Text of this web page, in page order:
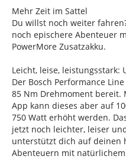
Mehr Zeit im Sattel
Du willst noch weiter
noch epischere Abenteuer
PowerMore Zusatzakku.
Leicht, leise, leistungsstark:
Der Bosch Performance
85 Nm Drehmoment bereit.
App kann dieses aber auf
750 Watt erhöht werden.
jetzt noch leichter, leiser
unterstützt dich auf deinen
Abenteuern mit